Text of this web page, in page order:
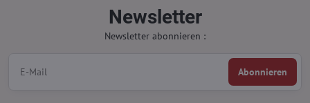
Newsletter
Newsletter abonnieren :
Abonnieren